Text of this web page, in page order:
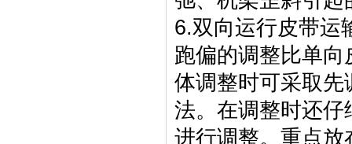
6.双向运行皮带运
跑偏的调整比单
体调整时可采取
法。在调整时还
进行调整。重点